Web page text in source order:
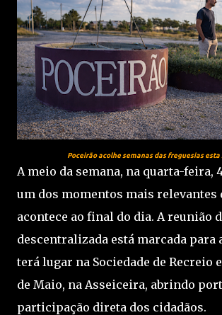
Poceirão acolhe semanas das freguesias esta
A meio da semana, na quarta-feira,
um dos momentos mais relevantes
acontece ao final do dia. A reunião
descentralizada está marcada para
terá lugar na Sociedade de Recreio
de Maio, na Asseiceira, abrindo
participação direta dos cidadãos.